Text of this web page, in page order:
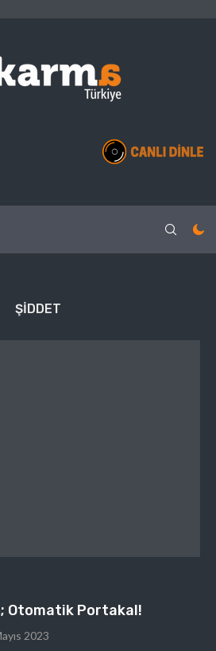
ŞIDDET
Otomatik Portakal!
2023